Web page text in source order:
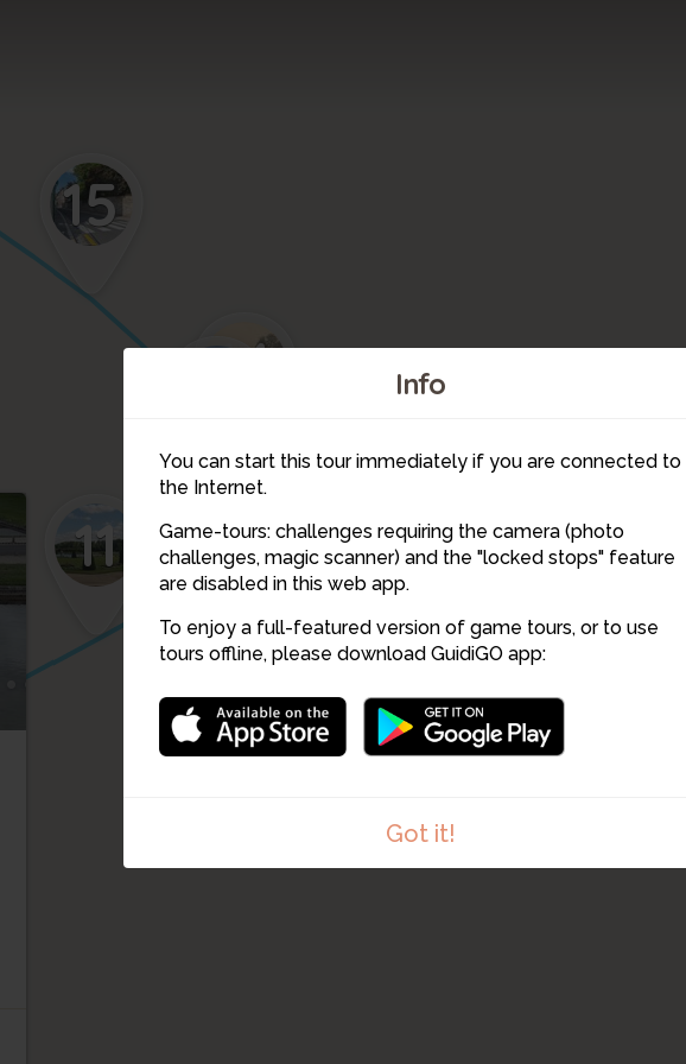
Info
You can start this tour immediately if you are connected to
the Internet.
Game-tours: challenges requiring the camera (photo
challenges, magic scanner) and the "locked stops" feature
are disabled in this web app.
To enjoy a full-featured version of game tours, or to use
tours offline, please download GuidiGO app:
Got it!
15
14
13
11